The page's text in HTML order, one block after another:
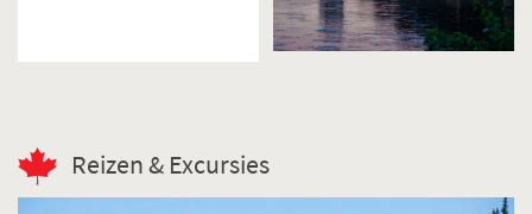
Reizen & Excursies